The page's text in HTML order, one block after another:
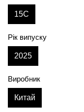
15C
Рік випуску
2025
Виробник
Китай